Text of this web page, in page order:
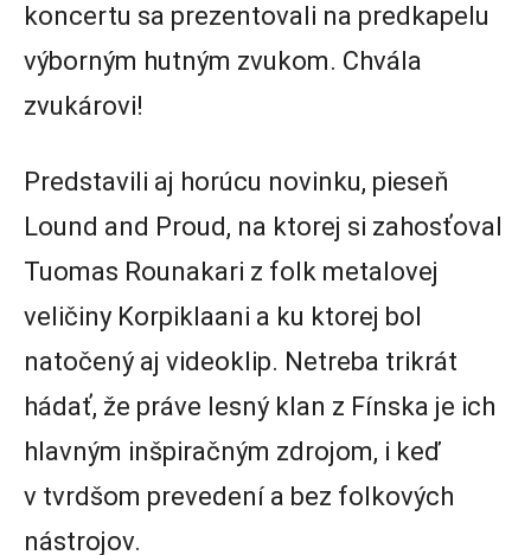
koncertu sa prezentovali na predkapelu
výborným hutným zvukom. Chvála
zvukárovi!
Predstavili aj horúcu novinku, pieseň
Lound and Proud, na ktorej si zahosťoval
Tuomas Rounakari z folk metalovej
veličiny Korpiklaani a ku ktorej bol
natočený aj videoklip. Netreba trikrát
hádať, že práve lesný klan z Fínska je ich
hlavným inšpiračným zdrojom, i keď
v tvrdšom prevedení a bez folkových
nástrojov.